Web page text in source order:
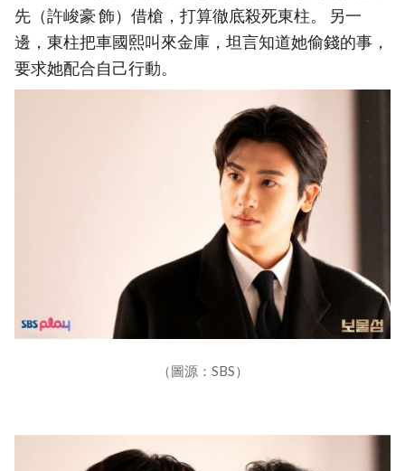
先（許峻豪 飾）借槍，打算徹底殺死東柱。 另一
邊，東柱把車國熙叫來金庫，坦言知道她偷錢的事，
要求她配合自己行動。
（圖源：SBS）